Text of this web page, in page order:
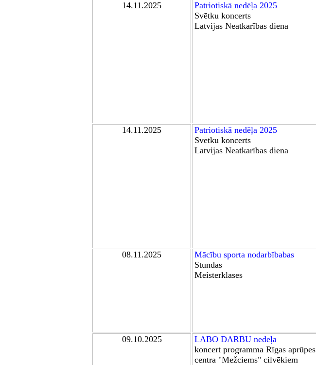
14.11.2025
Patriotiskā nedēļa 2025
Svētku koncerts
Latvijas Neatkarības diena
14.11.2025
Patriotiskā nedēļa 2025
Svētku koncerts
Latvijas Neatkarības diena
08.11.2025 Mācību sporta nodarbībabas
Stundas
Meisterklases
09.10.2025
LABO DARBU nedēļā
koncert programma Rīgas aprūpes
centra "Mežciems" cilvēkiem